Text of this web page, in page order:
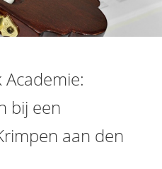
bij een
aan den